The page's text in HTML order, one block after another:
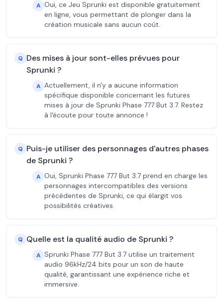
A Oui, ce Jeu Sprunki est disponible gratuitement
en ligne, vous permettant de plonger dans la
création musicale sans aucun coût.
Q Des mises à jour sont-elles prévues pour
Sprunki ?
A Actuellement, il n'y a aucune information
spécifique disponible concernant les futures
mises à jour de Sprunki Phase 777 But 3.7. Restez
à l'écoute pour toute annonce !
Q Puis-je utiliser des personnages d'autres phases
de Sprunki ?
A Oui, Sprunki Phase 777 But 3.7 prend en charge les
personnages intercompatibles des versions
précédentes de Sprunki, ce qui élargit vos
possibilités créatives.
Q Quelle est la qualité audio de Sprunki ?
A Sprunki Phase 777 But 3.7 utilise un traitement
audio 96kHz/24 bits pour un son de haute
qualité, garantissant une expérience riche et
immersive.